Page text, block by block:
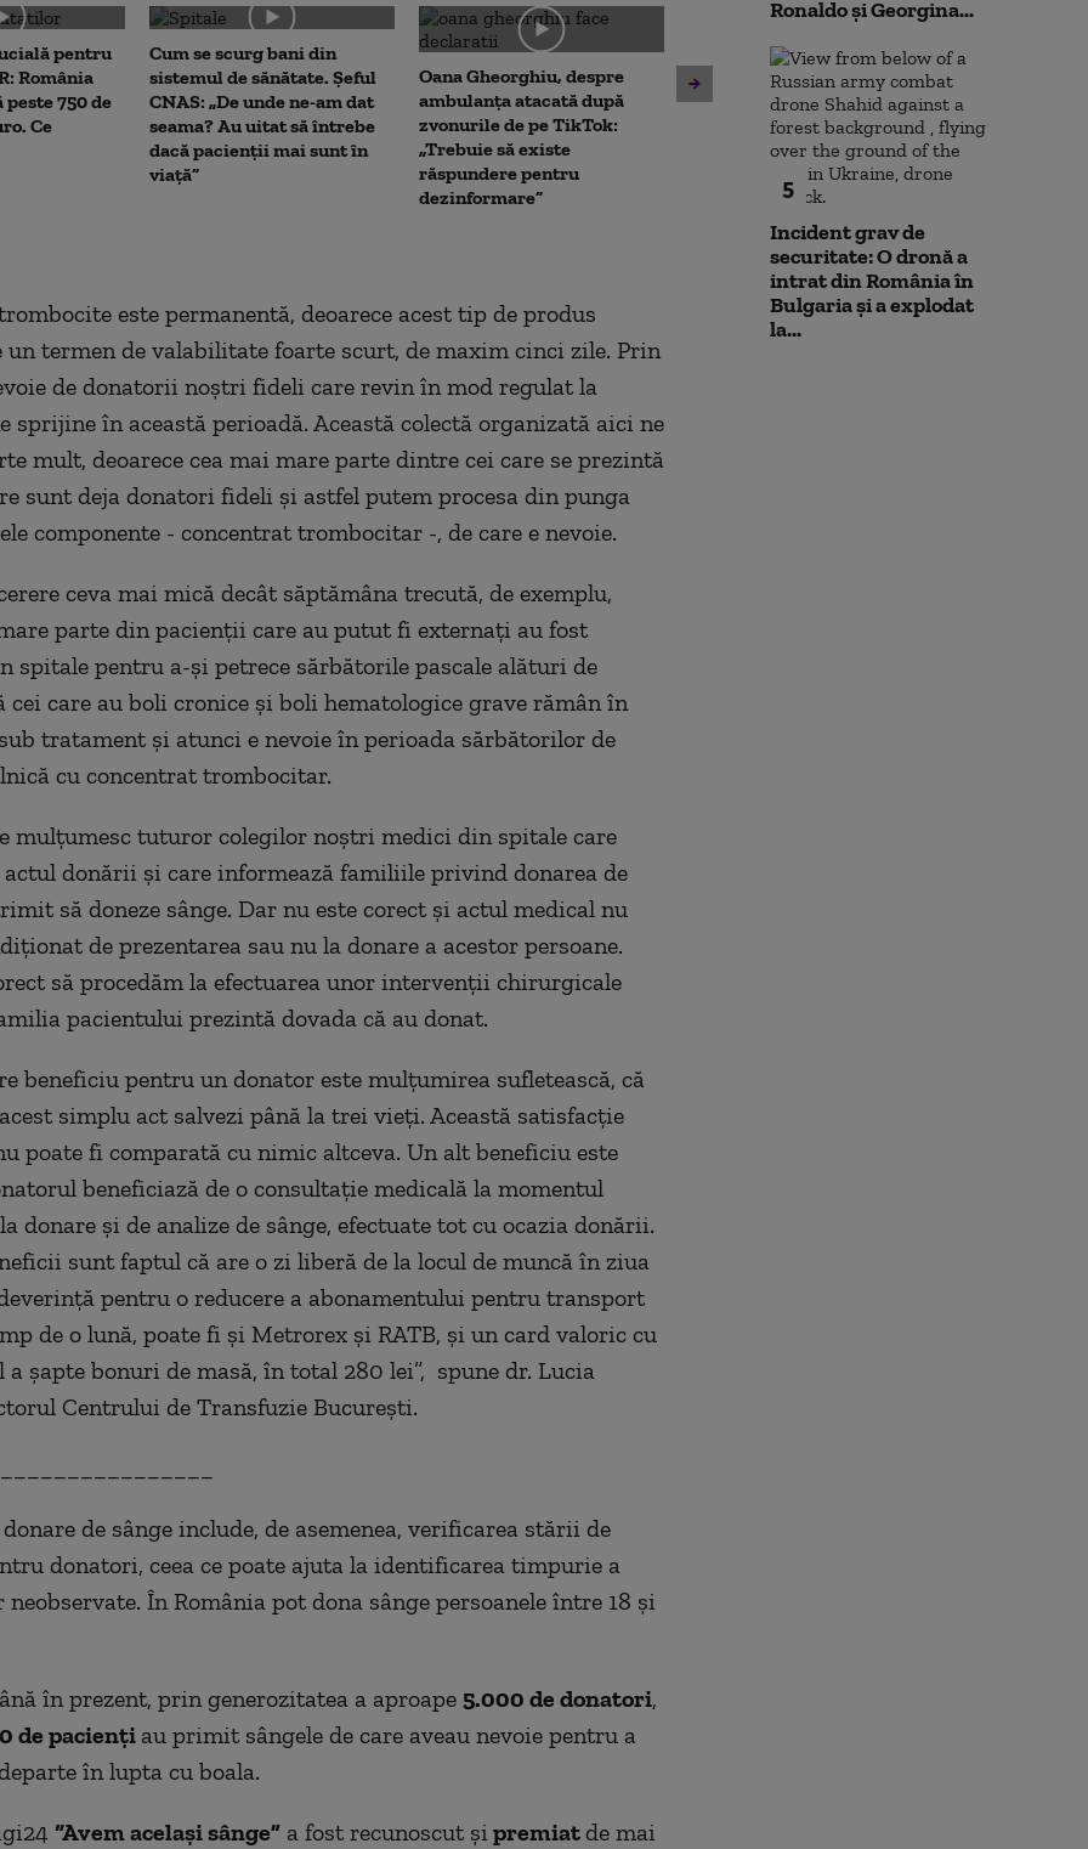
pentru
România
750 de
Ce
Cum se scurg bani din
sistemul de sănătate. Șeful
CNAS: „De unde ne-am dat
seama? Au uitat să întrebe
dacă pacienții mai sunt în
viață”
Oana Gheorghiu, despre
ambulanța atacată după
zvonurile de pe TikTok:
„Trebuie să existe
răspundere pentru
dezinformare”
Tinerii care au atacat
ambulanța din Cluj, reținuți
24 de ore. Mărturia
echipajului
despre scorul
prezidențiale:
să conving”
este permanentă, deoarece acest tip de produs
un termen de valabilitate foarte scurt, de maxim cinci zile. Prin
de donatorii noștri fideli care revin în mod regulat la
sprijine în această perioadă. Această colectă organizată aici ne
mult, deoarece cea mai mare parte dintre cei care se prezintă
sunt deja donatori fideli și astfel putem procesa din punga
componente - concentrat trombocitar -, de care e nevoie.
ceva mai mică decât săptămâna trecută, de exemplu,
parte din pacienții care au putut fi externați au fost
spitale pentru a-și petrece sărbătorile pascale alături de
cei care au boli cronice și boli hematologice grave rămân în
tratament și atunci e nevoie în perioada sărbătorilor de
cu concentrat trombocitar.
mulțumesc tuturor colegilor noștri medici din spitale care
actul donării și care informează familiile privind donarea de
să doneze sânge. Dar nu este corect și actul medical nu
de prezentarea sau nu la donare a acestor persoane.
să procedăm la efectuarea unor intervenții chirurgicale
pacientului prezintă dovada că au donat.
beneficiu pentru un donator este mulțumirea sufletească, că
simplu act salvezi până la trei vieți. Această satisfacție
poate fi comparată cu nimic altceva. Un alt beneficiu este
beneficiază de o consultație medicală la momentul
donare și de analize de sânge, efectuate tot cu ocazia donării.
sunt faptul că are o zi liberă de la locul de muncă în ziua
pentru o reducere a abonamentului pentru transport
de o lună, poate fi și Metrorex și RATB, și un card valoric cu
a șapte bonuri de masă, în total 280 lei”, spune dr. Lucia
Centrului de Transfuzie București.
de sânge include, de asemenea, verificarea stării de
donatori, ceea ce poate ajuta la identificarea timpurie a
În România pot dona sânge persoanele între 18 și
în prezent, prin generozitatea a aproape 5.000 de donatori,
de pacienți au primit sângele de care aveau nevoie pentru a
în lupta cu boala.
“Avem același sânge”a fost recunoscut și premiat de mai
Ronaldo şi Georgina...
5
Incident grav de
securitate: O dronă a
intrat din România în
Bulgaria şi a explodat
la...